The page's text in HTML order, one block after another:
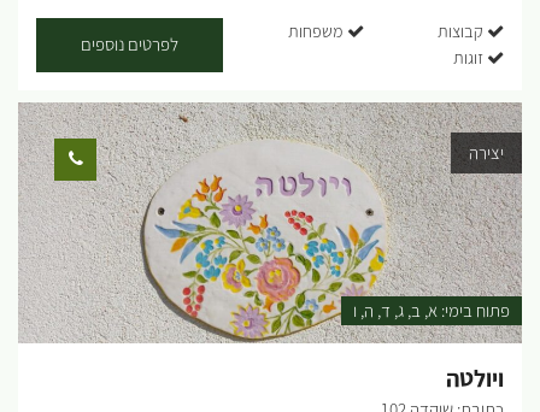
שנים) קיבלתי תעודה של מדריך אומנות בכיר המפגש בן המדבר לידע
המקצועי והאהבה שלי לאומנות,עיצוב ואסתטיקה, הוליד כלים ופסלים
מחומר גס וטבעי בשילוב גלזורות בצבעי האדמה. בין היתר אני מייצרת
כיורים פסלים,כלים מחומר גס ו במראה טבעי. השפעת הנגב המערבי, נוף
הכלניות המרחבים הירוקים ניכרים בעבודותי באופן אומנותי ורגשי, אני
משלבת טכניקות מעורבות. הגעה לסטודיו בתיאום מראש בלבד ...
קבוצות
משפחות
זוגות
לפרטים נוספים
פתוח בימי: א ב ג ד ה ו
יצירה
ויולטה